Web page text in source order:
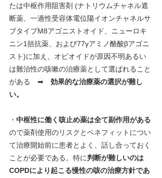
たは中枢作用阻害剤 (ナトリウムチャネル遮
断薬、⼀過性受容体電位陽イオンチャネルサ
ブタイプM8アゴニストオイド、ニューロキ
ニン1拮抗薬、および77γアミノ酪酸βアゴニ
スト)に加え、オピオイドが原因不明あるい
は難治性の咳嗽の治療薬として選ばれること
がある　➡ 効果的な治療薬の選択が難し
い。
・ 中枢性に働く咳止め薬は全て副作用がある
ので薬剤使用のリスクとベネフィットについ
て治療開始前に患者とよく、話し合っておく
ことが必要である。特に判断が難しいのは
COPDにより起こる慢性の咳の治療方針であ